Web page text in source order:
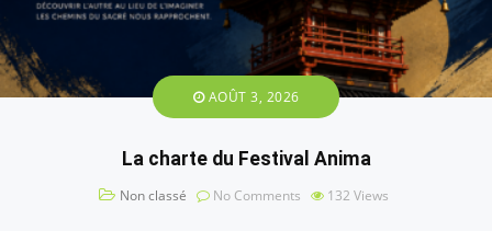
AOÛT 3, 2026
La charte du Festival Anima
Non classé No Comments 132 Views